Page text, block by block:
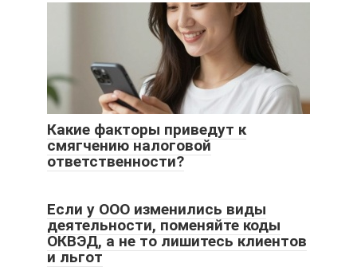
Какие факторы приведут к
смягчению налоговой
ответственности?
Если у ООО изменились виды
деятельности, поменяйте коды
ОКВЭД, а не то лишитесь клиентов
и льгот